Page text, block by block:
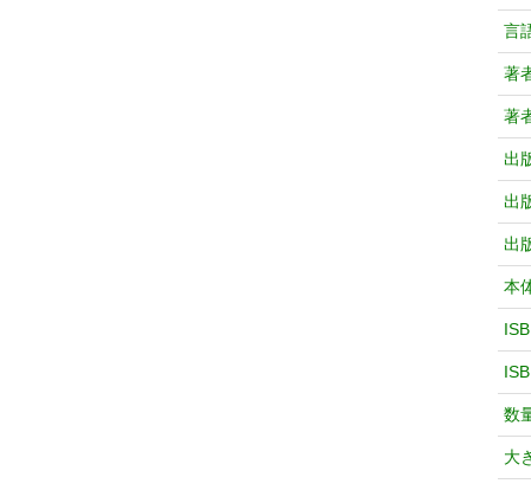
言
著
著
出
出
出
本
数
大